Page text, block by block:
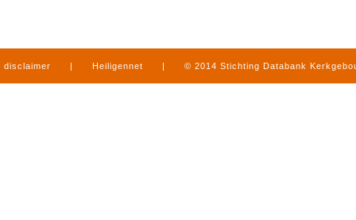
disclaimer | Heiligennet | © 2014 Stichting Databank